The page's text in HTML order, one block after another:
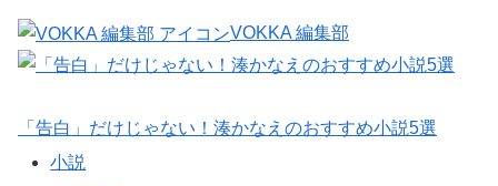
VOKKA 編集部
「告白」だけじゃない！湊かなえのおすすめ小説5選
小説